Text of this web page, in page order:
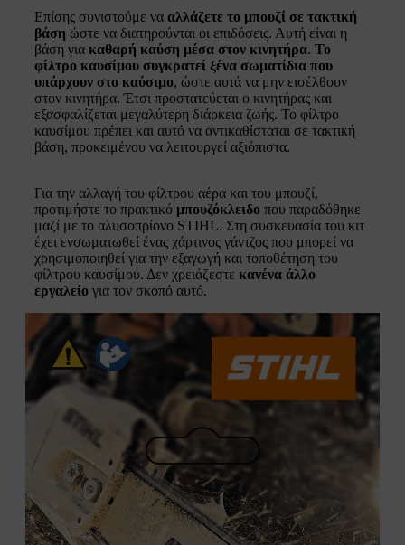
Επίσης συνιστούμε να αλλάζετε το μπουζί σε τακτική
βάση ώστε να διατηρούνται οι επιδόσεις. Αυτή είναι η
βάση για καθαρή καύση μέσα στον κινητήρα. Το
φίλτρο καυσίμου συγκρατεί ξένα σωματίδια που
υπάρχουν στο καύσιμο, ώστε αυτά να μην εισέλθουν
στον κινητήρα. Έτσι προστατεύεται ο κινητήρας και
εξασφαλίζεται μεγαλύτερη διάρκεια ζωής. Το φίλτρο
καυσίμου πρέπει και αυτό να αντικαθίσταται σε τακτική
βάση, προκειμένου να λειτουργεί αξιόπιστα.
Για την αλλαγή του φίλτρου αέρα και του μπουζί,
προτιμήστε το πρακτικό μπουζόκλειδο που παραδόθηκε
μαζί με το αλυσοπρίονο STIHL. Στη συσκευασία του κιτ
έχει ενσωματωθεί ένας χάρτινος γάντζος που μπορεί να
χρησιμοποιηθεί για την εξαγωγή και τοποθέτηση του
φίλτρου καυσίμου. Δεν χρειάζεστε κανένα άλλο
εργαλείο για τον σκοπό αυτό.